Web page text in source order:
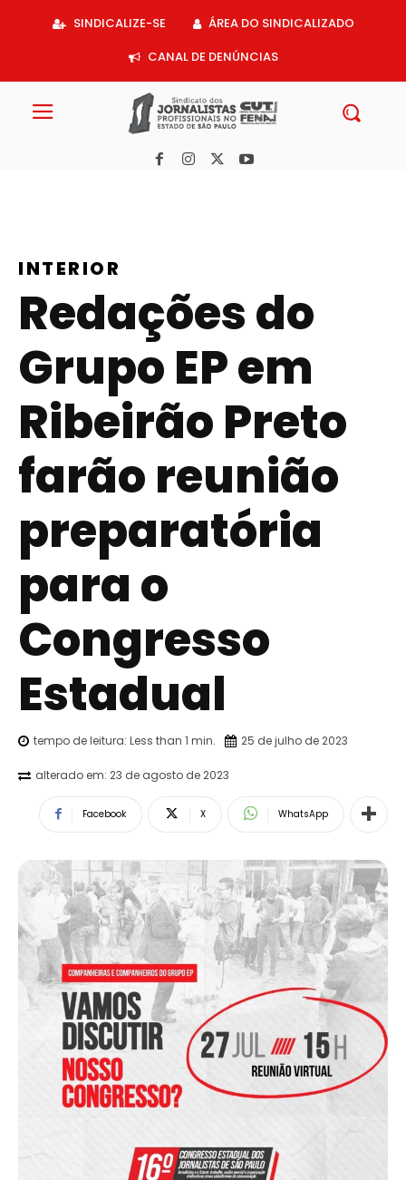
SINDICALIZE-SE
ÁREA DO SINDICALIZADO
CANAL DE DENÚNCIAS
INTERIOR
Redações do
Grupo EP em
Ribeirão Preto
farão reunião
preparatória
para o
Congresso
Estadual
tempo de leitura: Less than 1 min. 25 de julho de 2023
alterado em: 23 de agosto de 2023
Facebook X WhatsApp